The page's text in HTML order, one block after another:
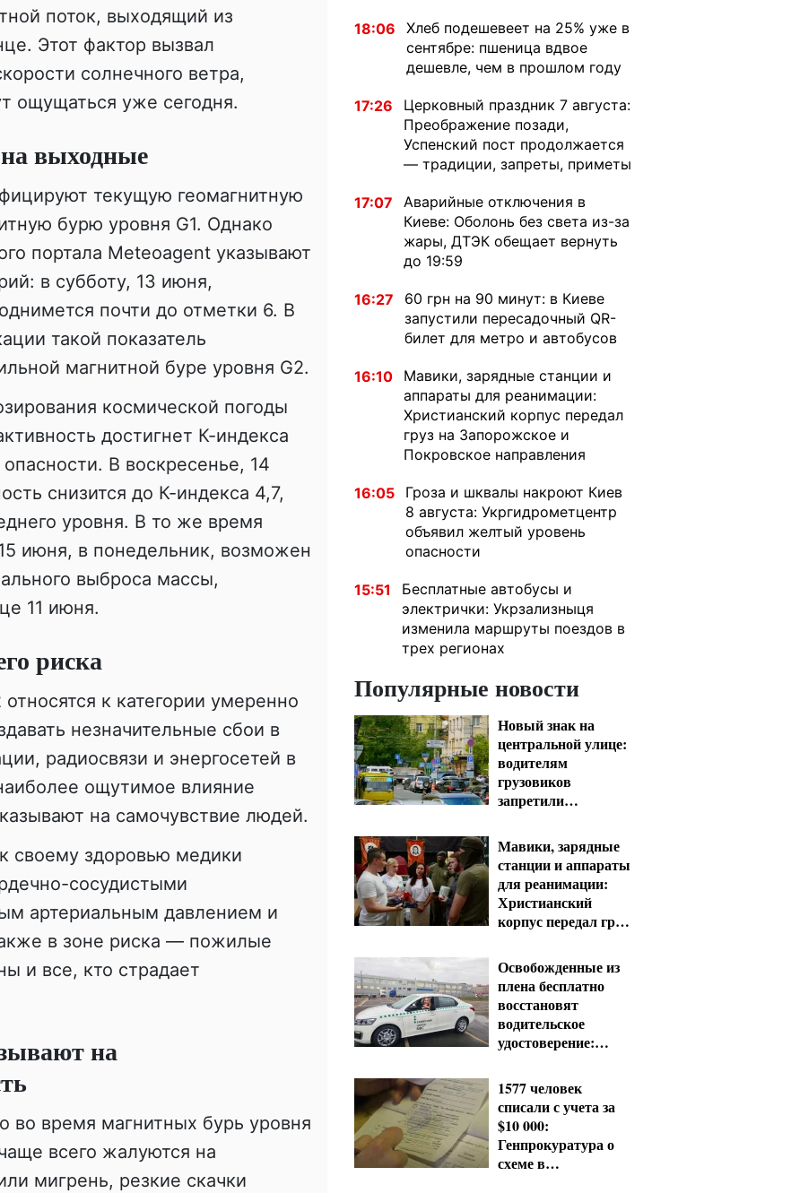
поток, выходящий из
Этот фактор вызвал
солнечного ветра,
ощущаться уже сегодня.
выходные
текущую геомагнитную
бурю уровня G1. Однако
портала Meteoagent указывают
в субботу, 13 июня,
почти до отметки 6. В
такой показатель
магнитной буре уровня G2.
космической погоды
достигнет К-индекса
В воскресенье, 14
снизится до К-индекса 4,7,
уровня. В то же время
июня, в понедельник, возможен
выброса массы,
11 июня.
риска
к категории умеренно
незначительные сбои в
радиосвязи и энергосетей в
ощутимое влияние
на самочувствие людей.
своему здоровью медики
сосудистыми
артериальным давлением и
в зоне риска — пожилые
и все, кто страдает
на
во время магнитных бурь уровня
всего жалуются на
мигрень, резкие скачки
18:06
Хлеб подешевеет на 25% уже в
сентябре: пшеница вдвое
дешевле, чем в прошлом году
17:26
Церковный праздник 7 августа:
Преображение позади,
Успенский пост продолжается
— традиции, запреты, приметы
17:07
Аварийные отключения в
Киеве: Оболонь без света из-за
жары, ДТЭК обещает вернуть
до 19:59
16:27
60 грн на 90 минут: в Киеве
запустили пересадочный QR-
билет для метро и автобусов
16:10
Мавики, зарядные станции и
аппараты для реанимации:
Христианский корпус передал
груз на Запорожское и
Покровское направления
16:05
Гроза и шквалы накроют Киев
8 августа: Укргидрометцентр
объявил желтый уровень
опасности
15:51
Бесплатные автобусы и
электрички: Укрзализныця
изменила маршруты поездов в
трех регионах
Популярные новости
Новый знак на
центральной улице:
водителям
грузовиков
запретили
до 680 грн
Мавики, зарядные
станции и аппараты
для реанимации:
Христианский
корпус передал груз
Покровское
направления
Освобожденные из
плена бесплатно
восстановят
водительское
удостоверение:
1577 человек
списали с учета за
$10 000:
Генпрокуратура о
схеме в